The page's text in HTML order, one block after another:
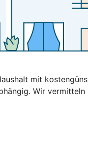
mit
Wir vermitteln